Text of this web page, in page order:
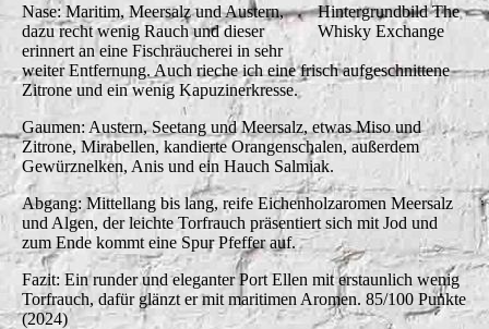
Hintergrundbild The
Whisky Exchange
Nase: Maritim, Meersalz und Austern,
dazu recht wenig Rauch und dieser
erinnert an eine Fischräucherei in sehr
weiter Entfernung. Auch rieche ich eine frisch aufgeschnittene
Zitrone und ein wenig Kapuzinerkresse.
Gaumen: Austern, Seetang und Meersalz, etwas Miso und
Zitrone, Mirabellen, kandierte Orangenschalen, außerdem
Gewürznelken, Anis und ein Hauch Salmiak.
Abgang: Mittellang bis lang, reife Eichenholzaromen Meersalz
und Algen, der leichte Torfrauch präsentiert sich mit Jod und
zum Ende kommt eine Spur Pfeffer auf.
Fazit: Ein runder und eleganter Port Ellen mit erstaunlich wenig
Torfrauch, dafür glänzt er mit maritimen Aromen. 85/100 Punkte
(2024)